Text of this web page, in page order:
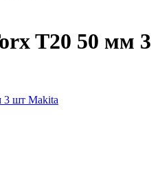
T20 50 мм 3